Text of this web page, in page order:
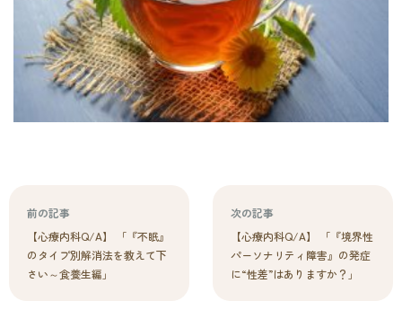
前の記事
【心療内科Q/A】 「『不眠』
のタイプ別解消法を教えて下
さい～食養生編」
次の記事
【心療内科Q/A】 「『境界性
パーソナリティ障害』の発症
に“性差”はありますか？」